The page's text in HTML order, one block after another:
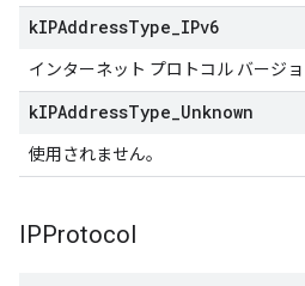
kIPAddressType IPv6
インターネット プロトコル バージョ
kIPAddressType Unknown
使用されません。
IPProtocol